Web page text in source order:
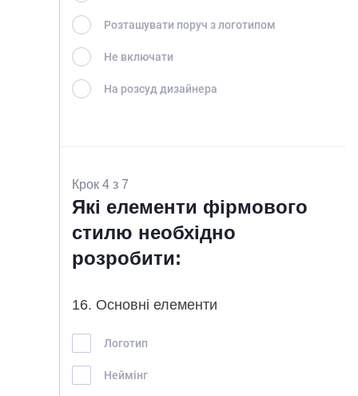
Розташувати поруч з логотипом
Не включати
На розсуд дизайнера
Крок 4 з 7
Які елементи фірмового
стилю необхідно
розробити:
16. Основні елементи
Логотип
Неймінг